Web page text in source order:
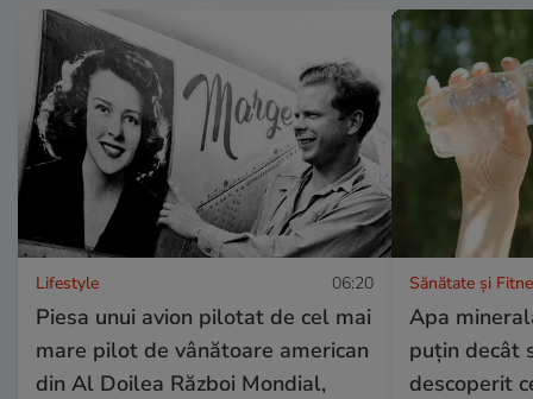
Lifestyle 06:20
Piesa unui avion pilotat de cel mai
mare pilot de vânătoare american
din Al Doilea Război Mondial,
Sănătate și
Apa
puțin decât
descoperit